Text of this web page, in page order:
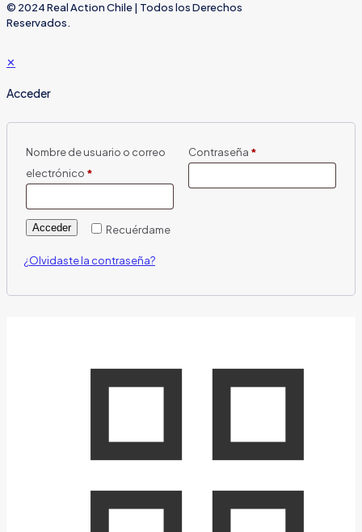
© 2024 Real Action Chile | Todos los Derechos
Reservados.
✕
Acceder
Nombre de usuario o correo
electrónico *
Contraseña *
Recuérdame
Acceder
¿Olvidaste la contraseña?